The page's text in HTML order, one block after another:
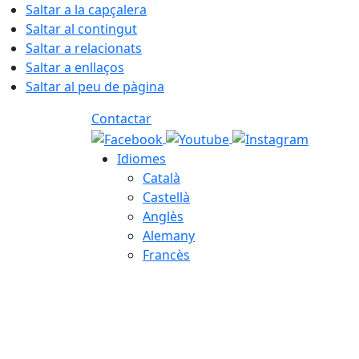
Saltar a la capçalera
Saltar al contingut
Saltar a relacionats
Saltar a enllaços
Saltar al peu de pàgina
Contactar
Idiomes
Català
Castellà
Anglès
Alemany
Francès